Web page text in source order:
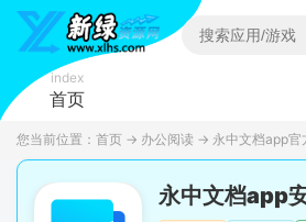
index
首页
您当前位置： 首页 → 办公阅读 → 永中文档app官
永中文档app